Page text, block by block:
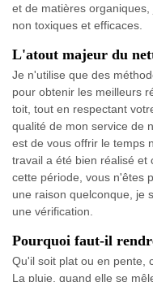
et de matières
non toxiques et efficaces.
L'atout majeur du
Je n'utilise que des
pour obtenir les meilleurs
toit, tout en respectant
qualité de mon service de
est de vous offrir le temps
travail a été bien réalisé et
cette période, vous n'êtes
une raison quelconque, je
une vérification.
Pourquoi faut-il
Qu'il soit plat ou en pente,
La pluie, quand elle se